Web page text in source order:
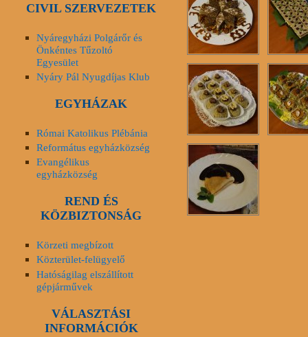
CIVIL SZERVEZETEK
Nyáregyházi Polgárőr és
Önkéntes Tűzoltó
Egyesület
Nyáry Pál Nyugdíjas Klub
EGYHÁZAK
Római Katolikus Plébánia
Református egyházközség
Evangélikus
egyházközség
REND ÉS
KÖZBIZTONSÁG
Körzeti megbízott
Közterület-felügyelő
Hatóságilag elszállított
gépjárművek
VÁLASZTÁSI
INFORMÁCIÓK